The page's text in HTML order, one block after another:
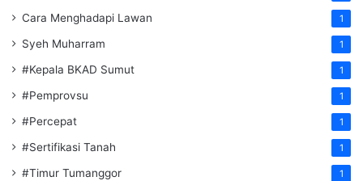
Cara Menghadapi Lawan 1
Syeh Muharram 1
#Kepala BKAD Sumut 1
#Pemprovsu 1
#Percepat 1
#Sertifikasi Tanah 1
#Timur Tumanggor 1